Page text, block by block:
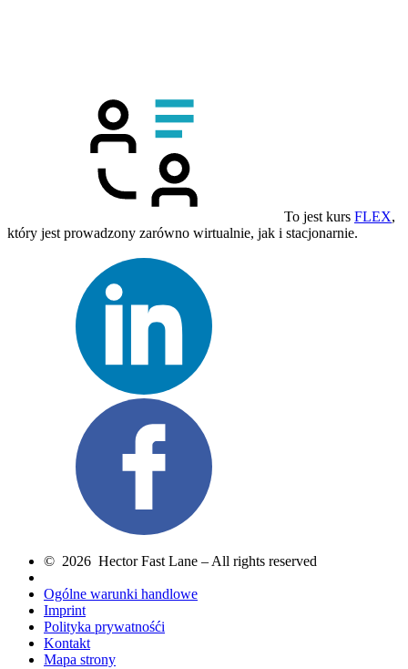
To jest kurs FLEX,
który jest prowadzony zarówno wirtualnie, jak i stacjonarnie.
© 2026 Hector Fast Lane – All rights reserved
Ogólne warunki handlowe
Imprint
Polityka prywatnośći
Kontakt
Mapa strony